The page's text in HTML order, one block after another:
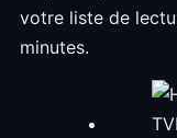
votre liste de
minutes.